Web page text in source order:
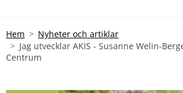
Hem
Nyheter och artiklar
Jag utvecklar AKIS - Susanne Welin-
Centrum